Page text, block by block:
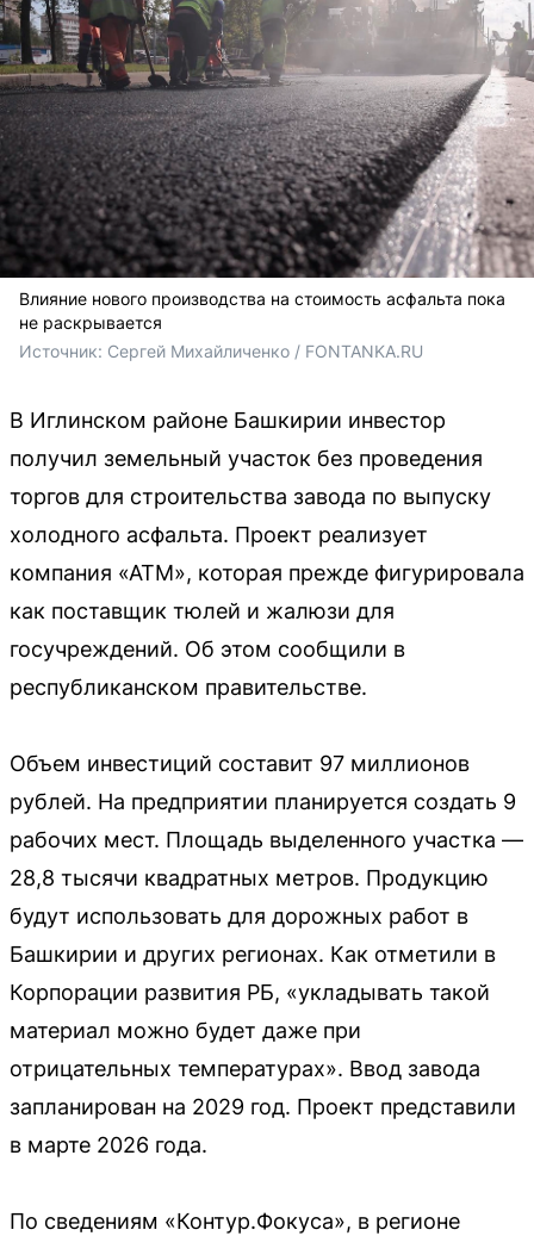
Влияние нового производства на стоимость асфальта пока
не раскрывается
Источник: Сергей Михайличенко / FONTANKA.RU
В Иглинском районе Башкирии инвестор
получил земельный участок без проведения
торгов для строительства завода по выпуску
холодного асфальта. Проект реализует
компания «АТМ», которая прежде фигурировала
как поставщик тюлей и жалюзи для
госучреждений. Об этом сообщили в
республиканском правительстве.
Объем инвестиций составит 97 миллионов
рублей. На предприятии планируется создать 9
рабочих мест. Площадь выделенного участка —
28,8 тысячи квадратных метров. Продукцию
будут использовать для дорожных работ в
Башкирии и других регионах. Как отметили в
Корпорации развития РБ, «укладывать такой
материал можно будет даже при
отрицательных температурах». Ввод завода
запланирован на 2029 год. Проект представили
в марте 2026 года.
По сведениям «Контур.Фокуса», в регионе